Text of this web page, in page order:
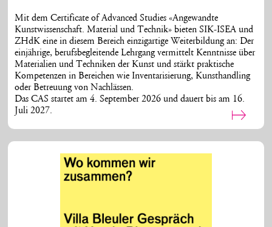
Mit dem Certificate of Advanced Studies «Angewandte
Kunstwissenschaft. Material und Technik» bieten SIK-ISEA und
ZHdK eine in diesem Bereich einzigartige Weiterbildung an: Der
einjährige, berufsbegleitende Lehrgang vermittelt Kenntnisse über
Materialien und Techniken der Kunst und stärkt praktische
Kompetenzen in Bereichen wie Inventarisierung, Kunsthandling
oder Betreuung von Nachlässen.
Das CAS startet am 4. September 2026 und dauert bis am 16.
Juli 2027.